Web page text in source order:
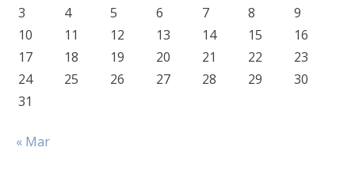
3
4 5 6 7 8
9
10
11 12 13 14 15
16
17
18 19 20 21 22
23
24
25 26 27 28 29
30
31
« Mar